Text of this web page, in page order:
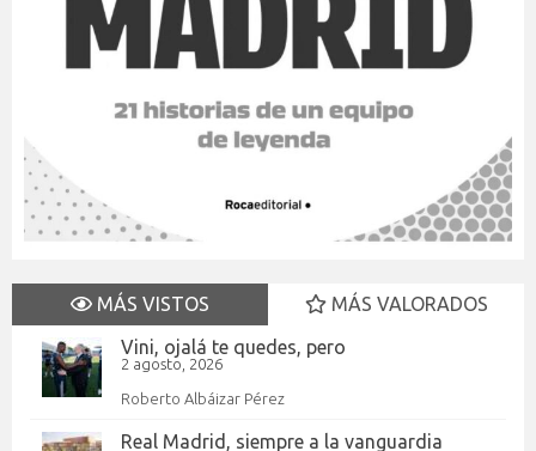
MÁS VISTOS
MÁS VALORADOS
Vini, ojalá te quedes, pero
2 agosto, 2026
Roberto Albáizar Pérez
Real Madrid, siempre a la vanguardia